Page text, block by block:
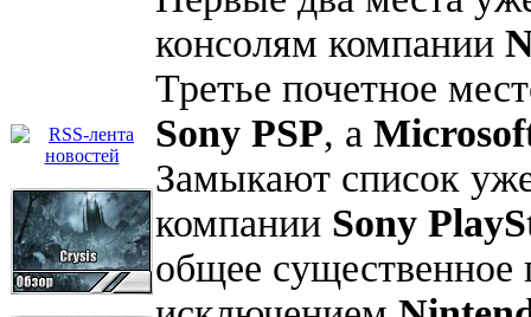
консолям компании
Третье почетное
Sony PSP, а
Замыкают список
компании Sony
общее существенное